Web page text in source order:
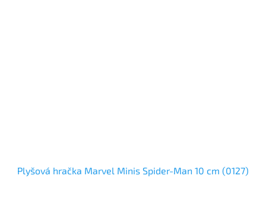
Plyšová hračka Marvel Minis Spider-Man 10 cm (0127)